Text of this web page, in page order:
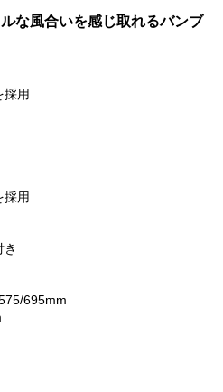
な風合いを感じ取れるバンブ
採用
採用
695mm